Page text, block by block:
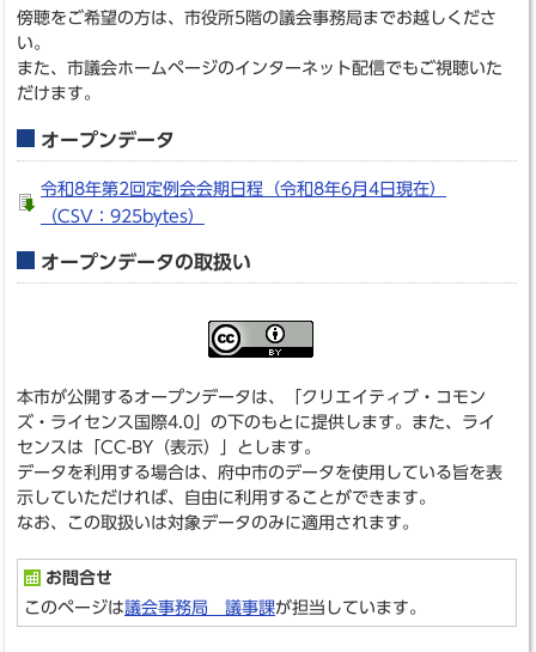
傍聴をご希望の方は、市役所5階の議会事務局までお越しくださ
い。
また、市議会ホームページのインターネット配信でもご視聴いた
だけます。
オープンデータ
令和8年第2回定例会会期日程（令和8年6月4日現在）
（CSV：925bytes）
オープンデータの取扱い
本市が公開するオープンデータは、「クリエイティブ・コモン
ズ・ライセンス国際4.0」の下のもとに提供します。また、ライ
センスは「CC-BY（表示）」とします。
データを利用する場合は、府中市のデータを使用している旨を表
示していただければ、自由に利用することができます。
なお、この取扱いは対象データのみに適用されます。
お問合せ
このページは議会事務局 議事課が担当しています。